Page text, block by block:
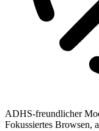
ADHS-freundlicher
Fokussiertes Browsen,